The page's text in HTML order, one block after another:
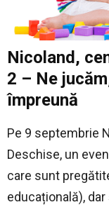
Nicoland,
2 – Ne
împreună
Pe 9 septembrie
Deschise, un
care sunt
educațională),